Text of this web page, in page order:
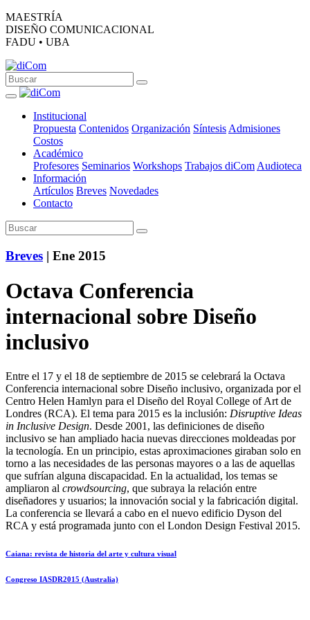
MAESTRÍA
DISEÑO COMUNICACIONAL
FADU • UBA
Institucional
Propuesta Contenidos Organización Síntesis Admisiones
Costos
Académico
Profesores Seminarios Workshops Trabajos diCom Audioteca
Información
Artículos Breves Novedades
Contacto
Breves | Ene 2015
Octava Conferencia
internacional sobre Diseño
inclusivo
Entre el 17 y el 18 de septiembre de 2015 se celebrará la Octava
Conferencia internacional sobre Diseño inclusivo, organizada por el
Centro Helen Hamlyn para el Diseño del Royal College of Art de
Londres (RCA). El tema para 2015 es la inclusión: Disruptive Ideas
in Inclusive Design. Desde 2001, las definiciones de diseño
inclusivo se han ampliado hacia nuevas direcciones moldeadas por
la tecnología. En un principio, estas aproximaciones giraban solo en
torno a las necesidades de las personas mayores o a las de aquellas
que sufrían alguna discapacidad. En la actualidad, los temas se
ampliaron al crowdsourcing, que subraya la relación entre
diseñadores y usuarios; la innovación social y la fabricación digital.
La conferencia se llevará a cabo en el nuevo edificio Dyson del
RCA y está programada junto con el London Design Festival 2015.
Caiana: revista de historia del arte y cultura visual
Congreso IASDR2015 (Australia)